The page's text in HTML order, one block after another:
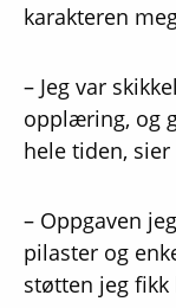
karakteren
– Jeg var
opplæring, og
hele tiden, sier
– Oppgaven
pilaster og
støtten jeg